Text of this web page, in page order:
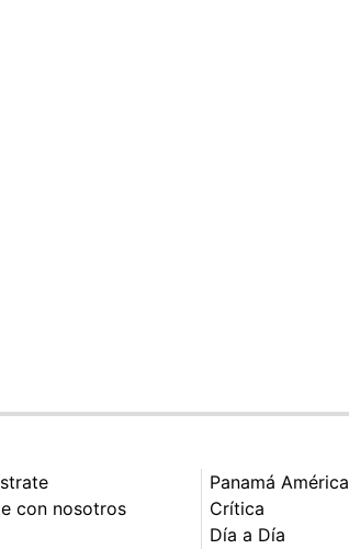
con nosotros
Panamá América
Crítica
Día a Día